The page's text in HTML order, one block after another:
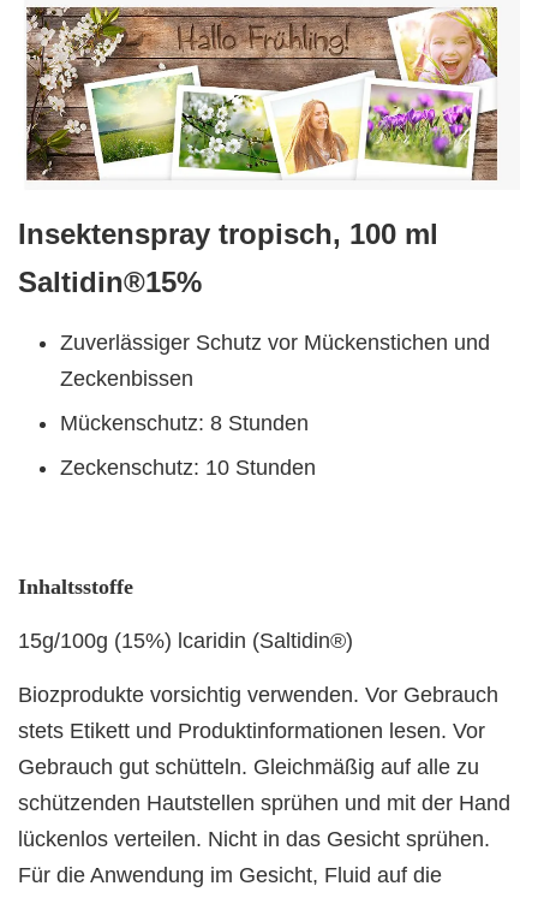
Insektenspray tropisch, 100 ml
Saltidin®15%
Zuverlässiger Schutz vor Mückenstichen und
Zeckenbissen
Mückenschutz: 8 Stunden
Zeckenschutz: 10 Stunden
Inhaltsstoffe
15g/100g (15%) lcaridin (Saltidin®)
Biozprodukte vorsichtig verwenden. Vor Gebrauch
stets Etikett und Produktinformationen lesen. Vor
Gebrauch gut schütteln. Gleichmäßig auf alle zu
schützenden Hautstellen sprühen und mit der Hand
lückenlos verteilen. Nicht in das Gesicht sprühen.
Für die Anwendung im Gesicht, Fluid auf die